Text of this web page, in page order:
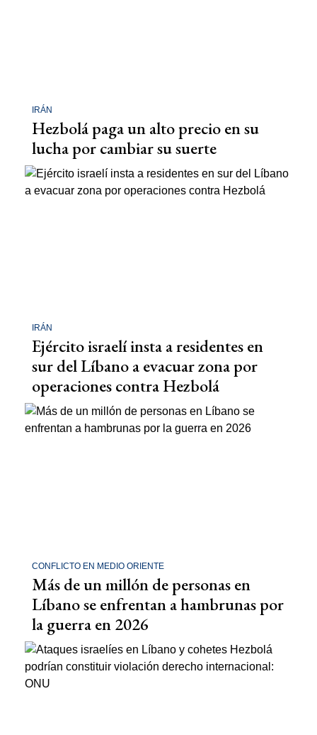
IRÁN
Hezbolá paga un alto precio en su
lucha por cambiar su suerte
IRÁN
Ejército israelí insta a residentes en
sur del Líbano a evacuar zona por
operaciones contra Hezbolá
CONFLICTO EN MEDIO ORIENTE
Más de un millón de personas en
Líbano se enfrentan a hambrunas por
la guerra en 2026